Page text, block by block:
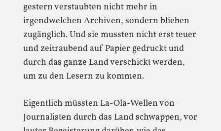
gestern verstaubten nicht mehr in
irgendwelchen Archiven, sondern blieben
zugänglich. Und sie mussten nicht erst teuer
und zeitraubend auf Papier gedruckt und
durch das ganze Land verschickt werden,
um zu den Lesern zu kommen.
Eigentlich müssten La-Ola-Wellen von
Journalisten durch das Land schwappen, vor